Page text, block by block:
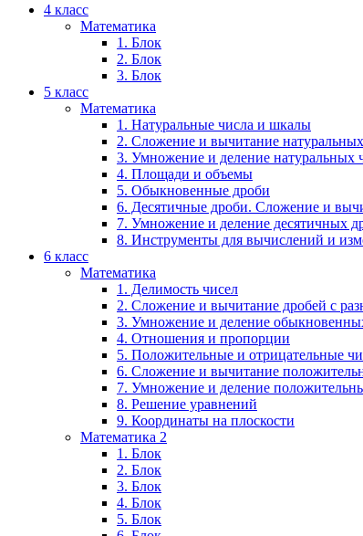
4 класс
Математика
1. Блок
2. Блок
3. Блок
5 класс
Математика
1. Натуральные числа и шкалы
2. Сложение и вычитание
3. Умножение и деление натуральных
4. Площади и объемы
5. Обыкновенные дроби
6. Десятичные дроби. Сложение и
7. Умножение и деление десятичных
8. Инструменты для вычислений и
6 класс
Математика
1. Делимость чисел
2. Сложение и вычитание дробей с
3. Умножение и деление
4. Отношения и пропорции
5. Положительные и отрицательные
6. Сложение и вычитание
7. Умножение и деление
8. Решение уравнений
9. Координаты на плоскости
Математика 2
1. Блок
2. Блок
3. Блок
4. Блок
5. Блок